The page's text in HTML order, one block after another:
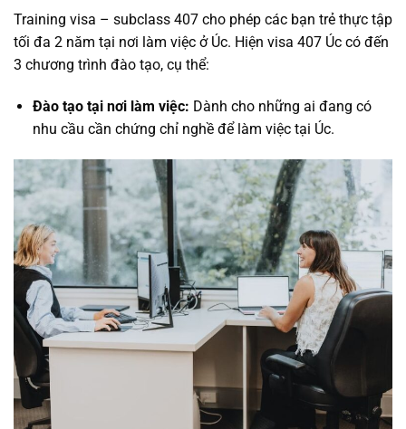
Training visa – subclass 407 cho phép các bạn trẻ thực tập
tối đa 2 năm tại nơi làm việc ở Úc. Hiện visa 407 Úc có đến
3 chương trình đào tạo, cụ thể:
Đào tạo tại nơi làm việc: Dành cho những ai đang có
nhu cầu cần chứng chỉ nghề để làm việc tại Úc.